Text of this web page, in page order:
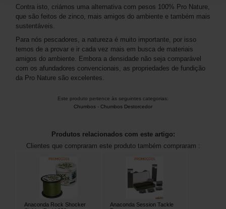
Contra isto, criámos uma alternativa com pesos 100% Pro Nature,
que são feitos de zinco, mais amigos do ambiente e também mais
sustentáveis.
Para nós pescadores, a natureza é muito importante, por isso
temos de a provar e ir cada vez mais em busca de materiais
amigos do ambiente. Embora a densidade não seja comparável
com os afundadores convencionais, as propriedades de fundição
da Pro Nature são excelentes.
Este produto pertence às seguintes categorias:
Chumbos - Chumbos Destorcedor
Produtos relacionados com este artigo:
Clientes que compraram este produto também compraram :
Anaconda Rock Shocker
Anaconda Session Tackle